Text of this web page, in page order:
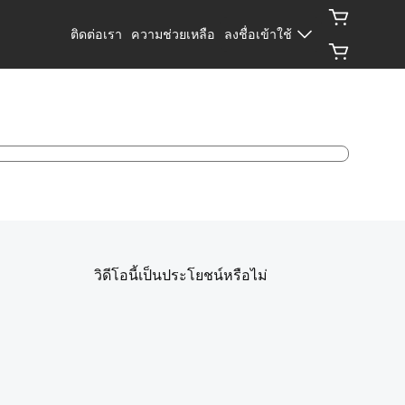
ติดต่อเรา ความช่วยเหลือ ลงชื่อเข้าใช้
วิดีโอนี้เป็นประโยชน์หรือไม่